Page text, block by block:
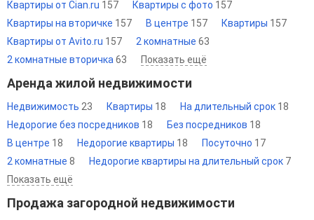
Квартиры от Cian.ru 157 Квартиры с фото 157
Квартиры на вторичке 157 В центре 157 Квартиры 157
Квартиры от Avito.ru 157 2 комнатные 63
2 комнатные вторичка 63 Показать ещё
Аренда жилой недвижимости
Недвижимость 23 Квартиры 18 На длительный срок 18
Недорогие без посредников 18 Без посредников 18
В центре 18 Недорогие квартиры 18 Посуточно 17
2 комнатные 8 Недорогие квартиры на длительный срок 7
Показать ещё
Продажа загородной недвижимости